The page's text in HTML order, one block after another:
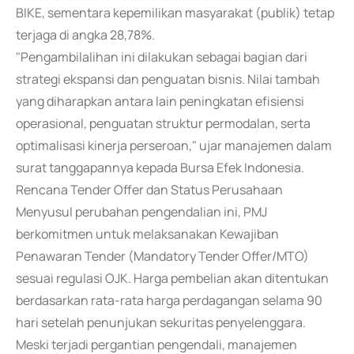
BIKE, sementara kepemilikan masyarakat (publik) tetap
terjaga di angka 28,78%.
"Pengambilalihan ini dilakukan sebagai bagian dari
strategi ekspansi dan penguatan bisnis. Nilai tambah
yang diharapkan antara lain peningkatan efisiensi
operasional, penguatan struktur permodalan, serta
optimalisasi kinerja perseroan," ujar manajemen dalam
surat tanggapannya kepada Bursa Efek Indonesia.
Rencana Tender Offer dan Status Perusahaan
Menyusul perubahan pengendalian ini, PMJ
berkomitmen untuk melaksanakan Kewajiban
Penawaran Tender (Mandatory Tender Offer/MTO)
sesuai regulasi OJK. Harga pembelian akan ditentukan
berdasarkan rata-rata harga perdagangan selama 90
hari setelah penunjukan sekuritas penyelenggara.
Meski terjadi pergantian pengendali, manajemen